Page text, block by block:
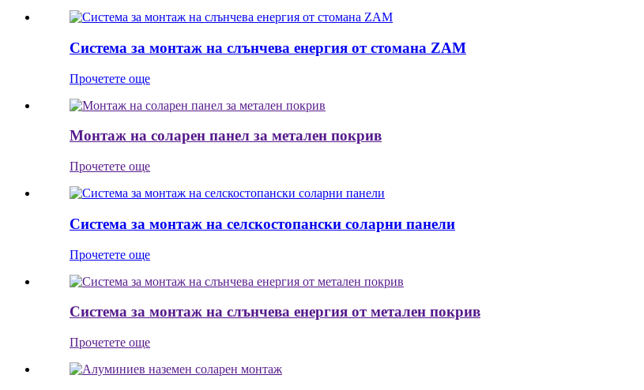
Система за монтаж на слънчева енергия от стомана ZAM
Прочетете още
Монтаж на соларен панел за метален покрив
Прочетете още
Система за монтаж на селскостопански соларни панели
Прочетете още
Система за монтаж на слънчева енергия от метален покрив
Прочетете още